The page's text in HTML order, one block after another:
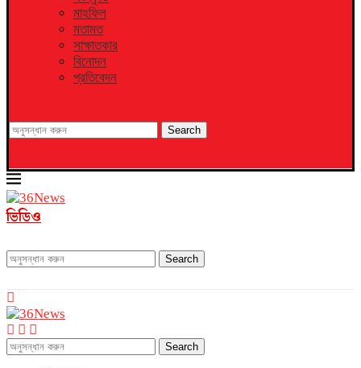
মাহফিল
মতামত
সাক্ষাতকার
বিনোদন
প্রতিবেদন
Search
ভিডিও
Search
Search